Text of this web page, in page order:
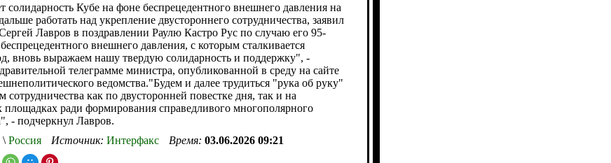
солидарность Кубе на фоне беспрецедентного внешнего давления на
работать над укрепление двустороннего сотрудничества, заявил
Лавров в поздравлении Раулю Кастро Рус по случаю его 95-
внешнего давления, с которым сталкивается
вновь выражаем нашу твердую солидарность и поддержку", -
телеграмме министра, опубликованной в среду на сайте
ведомства."Будем и далее трудиться "рука об руку"
сотрудничества как по двусторонней повестке дня, так и на
ради формирования справедливого многополярного
- подчеркнул Лавров.
\ Россия Источник: Интерфакс Время: 03.06.2026 09:21